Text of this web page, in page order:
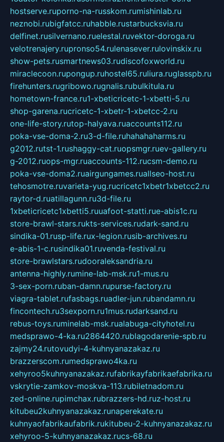
hostserve.ruporno-na-russkom.rumishinlab.ru
neznobi.rubigfatcc.ruhabble.rustarbucksvia.ru
delfinet.rusilvernano.ruelestal.ruvektor-doroga.ru
velotrenajery.rupronso54.rulenasever.rulovinskix.ru
show-pets.rusmartnews03.rudiscofoxworld.ru
miraclecoon.rupongup.ruhostel65.ruliura.ruglasspb.ru
firehunters.rugribowo.rugnalis.rubulkitula.ru
hometown-france.ru1-xbeticricetc-1-xbetti-5.ru
shop-garena.rucricetc-1-xbetr-1-xbetcc-2.ru
one-life-story.rutop-halyava.ruaccounts112.ru
poka-vse-doma-2.ru3-d-file.ruhahahaharms.ru
g2012.rutst-1.rushaggy-cat.ruopsmgr.ruev-gallery.ru
g-2012.ruops-mgr.ruaccounts-112.rucsm-demo.ru
poka-vse-doma2.ruairgungames.ruallseo-host.ru
tehosmotre.ruvarieta-yug.rucricetc1xbetr1xbetcc2.ru
raytor-d.ruatillagunn.ru3d-file.ru
1xbeticricetc1xbetti5.ruuafoot-statti.rue-abis1c.ru
store-brawl-stars.rukts-services.rudark-sand.ru
sindika-01.rusp-life.rux-legion.rusib-archives.ru
e-abis-1-c.rusindika01.ruvenda-festival.ru
store-brawlstars.rudooraleksandria.ru
antenna-highly.rumine-lab-msk.ru1-mus.ru
3-sex-porn.ruban-damn.rupurse-factory.ru
viagra-tablet.rufasbags.ruadler-jun.rubandamn.ru
fincontech.ru3sexporn.ru1mus.rudarksand.ru
rebus-toys.ruminelab-msk.rualabuga-cityhotel.ru
medsprawo-4-ka.ru2864420.rublagodarenie-spb.ru
zajmy24.rutovudyi-4-kuhnyanazakaz.ru
brazzerscom.rumedsprawo4ka.ru
xehyroo5kuhnyanazakaz.rufabrikayfabrikaefabrika.ru
vskrytie-zamkov-moskva-113.rubiletnadom.ru
zed-online.rupimchax.rubrazzers-hd.ruz-host.ru
kitubeu2kuhnyanazakaz.runaperekate.ru
kuhnyaofabrikaufabrik.rukitubeu-2-kuhnyanazakaz.ru
xehyroo-5-kuhnyanazakaz.rucs-68.ru